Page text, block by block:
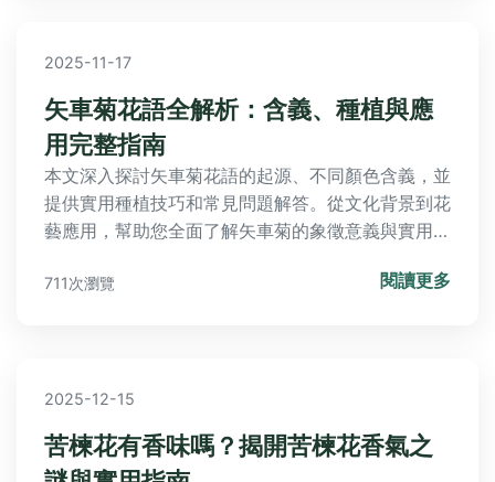
2025-11-17
矢車菊花語全解析：含義、種植與應
用完整指南
本文深入探討矢車菊花語的起源、不同顏色含義，並
提供實用種植技巧和常見問題解答。從文化背景到花
藝應用，幫助您全面了解矢車菊的象徵意義與實用價
問解析，適合花卉愛好者與園藝新手閱讀。
711次瀏覽 閱讀更多
2025-12-15
苦楝花有香味嗎？揭開苦楝花香氣之